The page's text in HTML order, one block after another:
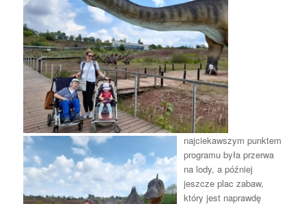
najciekawszym punktem
programu była przerwa
na lody, a później
jeszcze plac zabaw,
który jest naprawdę